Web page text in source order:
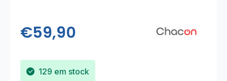
€59,90
129 em stock